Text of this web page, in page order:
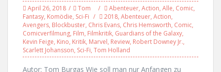
April 26, 2018 Tom Abenteuer, Action, Alle, Comic,
Fantasy, Komödie, Sci-Fi 2018, Abenteuer, Action,
Avengers, Blockbuster, Chris Evans, Chris Hemsworth, Comic,
Comicverfilmung, Film, Filmkritik, Guardians of the Galaxy,
Kevin Feige, Kino, Kritik, Marvel, Review, Robert Downey Jr.,
Scarlett Johansson, Sci-Fi, Tom Holland
Autor: Tom Burgas Wie soll man nur Anfangen zu